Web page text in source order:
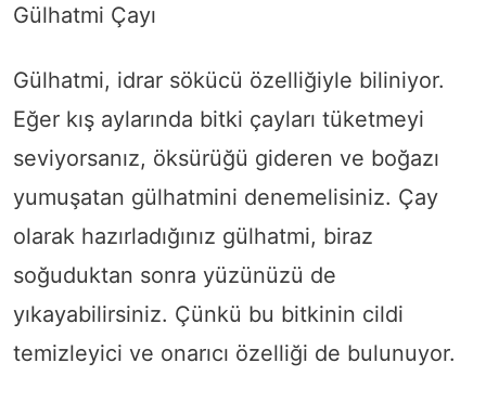
Gülhatmi Çayı
Gülhatmi, idrar sökücü özelliğiyle biliniyor.
Eğer kış aylarında bitki çayları tüketmeyi
seviyorsanız, öksürüğü gideren ve boğazı
yumuşatan gülhatmini denemelisiniz. Çay
olarak hazırladığınız gülhatmi, biraz
soğuduktan sonra yüzünüzü de
yıkayabilirsiniz. Çünkü bu bitkinin cildi
temizleyici ve onarıcı özelliği de bulunuyor.